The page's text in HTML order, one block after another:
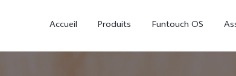
Accueil Produits Funtouch OS